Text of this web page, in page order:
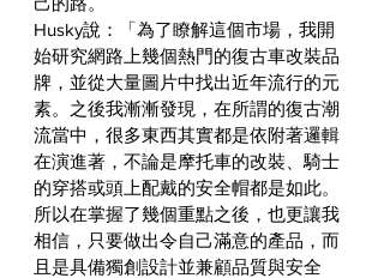
Husky說：「為了瞭解這個市場，我開
始研究網路上幾個熱門的復古車改裝品
牌，並從大量圖片中找出近年流行的元
素。之後我漸漸發現，在所謂的復古潮
流當中，很多東西其實都是依附著邏輯
在演進著，不論是摩托車的改裝、騎士
的穿搭或頭上配戴的安全帽都是如此。
所以在掌握了幾個重點之後，也更讓我
相信，只要做出令自己滿意的產品，而
且是具備獨創設計並兼顧品質與安全